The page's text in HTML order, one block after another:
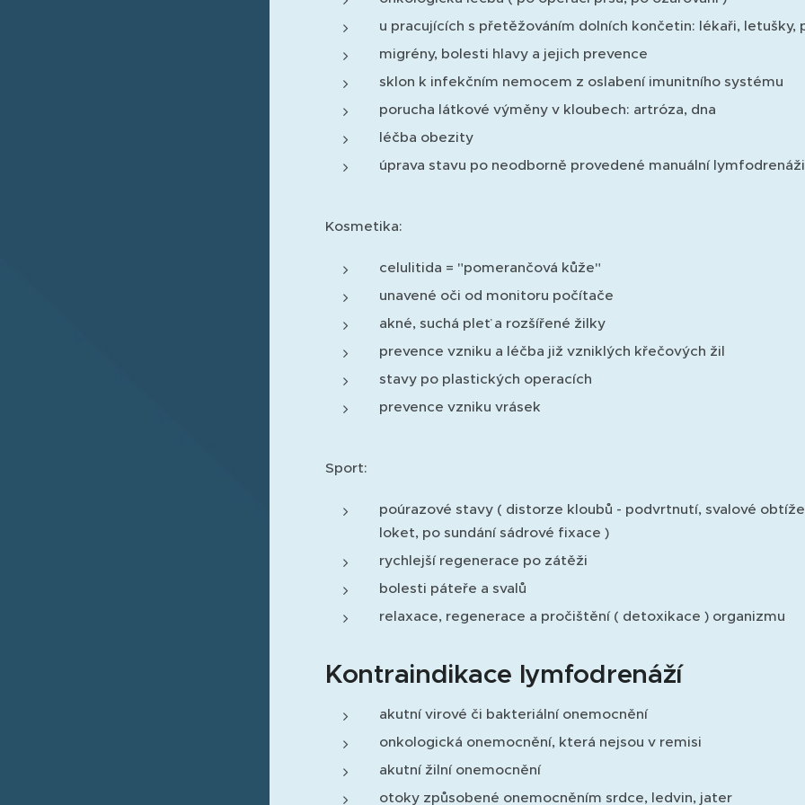
u pracujících s přetěžováním dolních končetin: lékaři, letušky,
migrény, bolesti hlavy a jejich prevence
sklon k infekčním nemocem z oslabení imunitního systému
porucha látkové výměny v kloubech: artróza, dna
léčba obezity
úprava stavu po neodborně provedené manuální lymfodrenáži
Kosmetika:
celulitida = "pomerančová kůže"
unavené oči od monitoru počítače
akné, suchá pleť a rozšířené žilky
prevence vzniku a léčba již vzniklých křečových žil
stavy po plastických operacích
prevence vzniku vrásek
Sport:
poúrazové stavy ( distorze kloubů - podvrtnutí, svalové
loket, po sundání sádrové fixace )
rychlejší regenerace po zátěži
bolesti páteře a svalů
relaxace, regenerace a pročištění ( detoxikace ) organizmu
Kontraindikace lymfodrenáží
akutní virové či bakteriální onemocnění
onkologická onemocnění, která nejsou v remisi
akutní žilní onemocnění
otoky způsobené onemocněním srdce, ledvin, jater